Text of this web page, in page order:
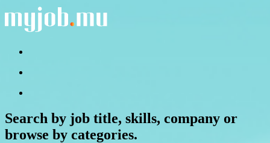
Search by job title, skills, company or
browse by categories.